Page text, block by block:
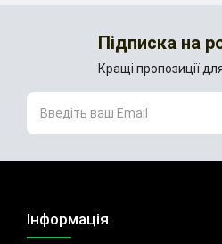
Підписка на
Кращі пропозиції
Інформація